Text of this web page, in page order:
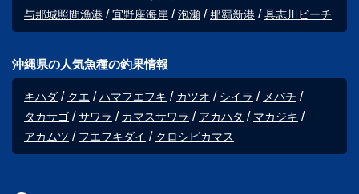
与那城照間漁港
宜野座海岸 泡瀬 那覇新港 具志川ビーチ
沖縄県の人気魚種の釣果情報
キハダ クエ ハマフエフキ カツオ シイラ
メバチ
タカサゴ
サワラ カマスサワラ アカハタ
マカジキ
アカムツ
フエフキダイ クロシビカマス